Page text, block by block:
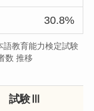
30.8%
教育能力検定試験
数 推移
試験Ⅲ